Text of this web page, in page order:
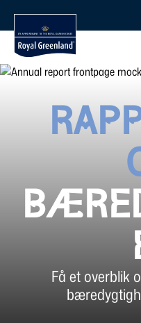
Få et overblik